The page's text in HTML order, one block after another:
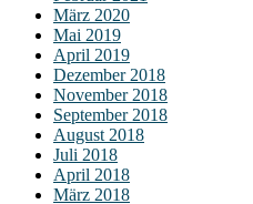
März 2020
Mai 2019
April 2019
Dezember 2018
November 2018
September 2018
August 2018
Juli 2018
April 2018
März 2018